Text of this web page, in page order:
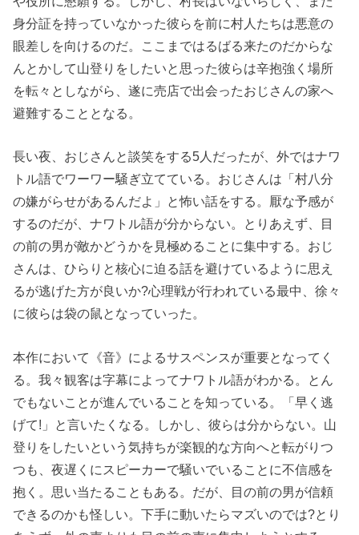
身分証を持っていなかった彼らを前に村人たちは悪意の
眼差しを向けるのだ。ここまではるばる来たのだからな
んとかして山登りをしたいと思った彼らは辛抱強く場所
を転々としながら、遂に売店で出会ったおじさんの家へ
避難することとなる。
長い夜、おじさんと談笑をする5人だったが、外ではナワ
トル語でワーワー騒ぎ立てている。おじさんは「村八分
の嫌がらせがあるんだよ」と怖い話をする。厭な予感が
するのだが、ナワトル語が分からない。とりあえず、目
の前の男が敵かどうかを見極めることに集中する。おじ
さんは、ひらりと核心に迫る話を避けているように思え
るが逃げた方が良いか?心理戦が行われている最中、徐々
に彼らは袋の鼠となっていった。
本作において《音》によるサスペンスが重要となってく
る。我々観客は字幕によってナワトル語がわかる。とん
でもないことが進んでいることを知っている。「早く逃
げて!」と言いたくなる。しかし、彼らは分からない。山
登りをしたいという気持ちが楽観的な方向へと転がりつ
つも、夜遅くにスピーカーで騒いでいることに不信感を
抱く。思い当たることもある。だが、目の前の男が信頼
できるのかも怪しい。下手に動いたらマズいのでは?とり